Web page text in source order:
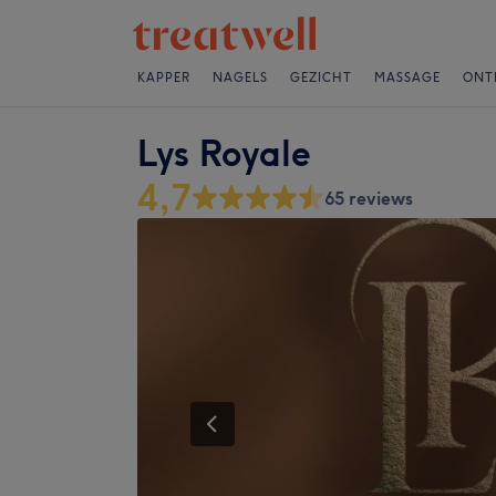
KAPPER NAGELS GEZICHT MASSAGE
Lys Royale
4,7
65 reviews